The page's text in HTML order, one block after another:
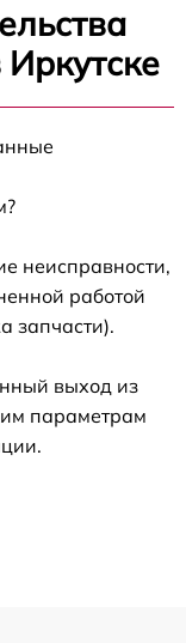
неисправности,
работой
запчасти).
выход из
параметрам